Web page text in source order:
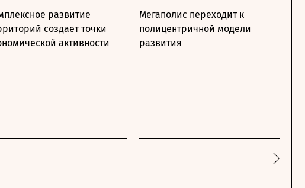
развитие
создает точки
активности
Мегаполис переходит к
полицентричной модели
развития